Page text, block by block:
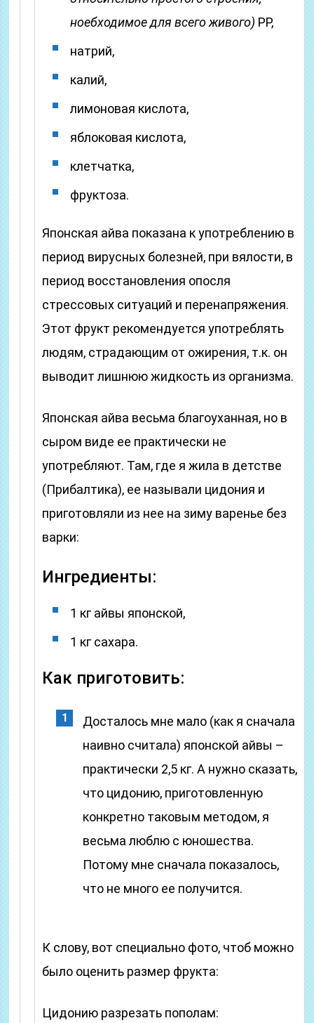
ноебходимое для всего живого) PP,
натрий,
калий,
лимоновая кислота,
яблоковая кислота,
клетчатка,
фруктоза.
Японская айва показана к употреблению в
период вирусных болезней, при вялости, в
период восстановления опосля
стрессовых ситуаций и перенапряжения.
Этот фрукт рекомендуется употреблять
людям, страдающим от ожирения, т.к. он
выводит лишнюю жидкость из организма.
Японская айва весьма благоуханная, но в
сыром виде ее практически не
употребляют. Там, где я жила в детстве
(Прибалтика), ее называли цидония и
приготовляли из нее на зиму варенье без
варки:
Ингредиенты:
1 кг айвы японской,
1 кг сахара.
Как приготовить:
Досталось мне мало (как я сначала
наивно считала) японской айвы –
практически 2,5 кг. А нужно сказать,
что цидонию, приготовленную
конкретно таковым методом, я
весьма люблю с юношества.
Потому мне сначала показалось,
что не много ее получится.
К слову, вот специально фото, чтоб можно
было оценить размер фрукта:
Цидонию разрезать пополам: